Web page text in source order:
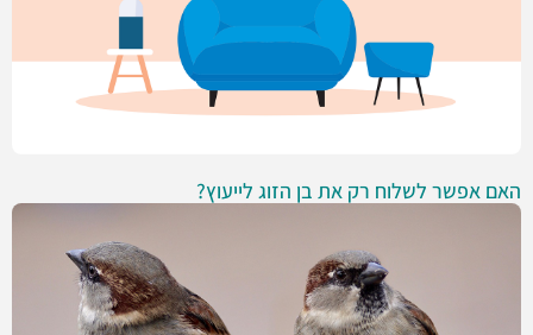
האם אפשר לשלוח רק את בן הזוג לייעוץ?